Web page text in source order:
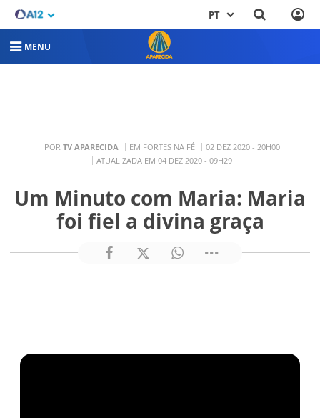
PT
MENU
POR TV APARECIDA EM FORTES NA FÉ
02 DEZ 2020 - 20H00
ATUALIZADA EM 04 DEZ 2020 - 09H29
Um Minuto com Maria: Maria
foi fiel a divina graça